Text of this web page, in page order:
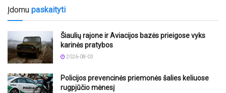
Įdomu paskaityti
Šiaulių rajone ir Aviacijos bazės prieigose vyks
karinės pratybos
2026-08-03
Policijos prevencinės priemonės šalies keliuose
rugpjūčio mėnesį